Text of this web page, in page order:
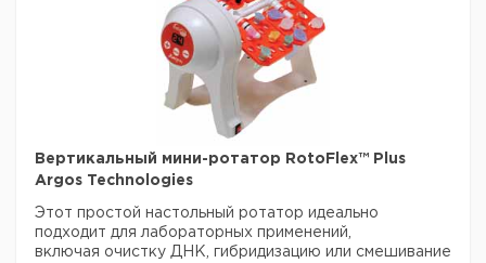
Вертикальный мини-ротатор RotoFlex™ Plus
Argos Technologies
Этот простой настольный ротатор идеально
подходит для лабораторных применений,
включая очистку ДНК, гибридизацию или смешивание